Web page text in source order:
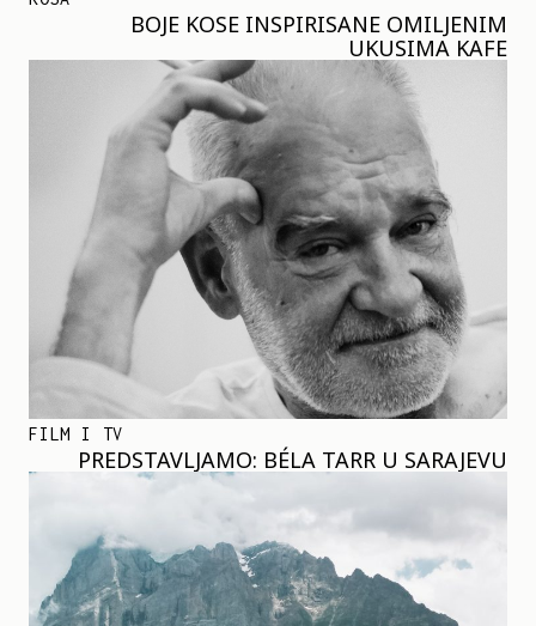
BOJE KOSE INSPIRISANE OMILJENIM
UKUSIMA KAFE
FILM I TV
PREDSTAVLJAMO: BÉLA TARR U SARAJEVU